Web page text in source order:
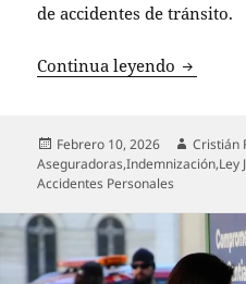
de accidentes de tránsito.
Continua leyendo SOAP
Publicado
el
Febrero 10, 2026 Autor
Cristián
Aseguradoras,Indemnización,Ley
Accidentes Personales